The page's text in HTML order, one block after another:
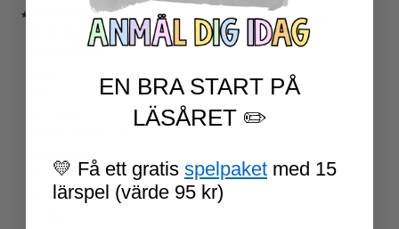
★ SÄSONG OCH HÖGTIDER
100 SKOLDAGAR
SKOLSTART
FN-DAGEN
EN BRA START PÅ
LÄSÅRET ✏️
💛 Få ett gratis spelpaket med 15
lärspel (värde 95 kr)